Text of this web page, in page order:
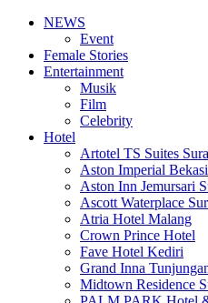
NEWS
Event
Female Stories
Entertainment
Musik
Film
Celebrity
Hotel
Artotel TS Suites
Aston Imperial Bekasi
Aston Inn Jemursari
Ascott Waterplace
Atria Hotel Malang
Crown Prince Hotel
Fave Hotel Kediri
Grand Inna
Midtown Residence